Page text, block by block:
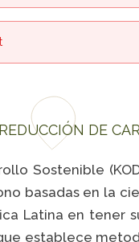
DE
Sostenible
basadas en la
Latina en tener
establece